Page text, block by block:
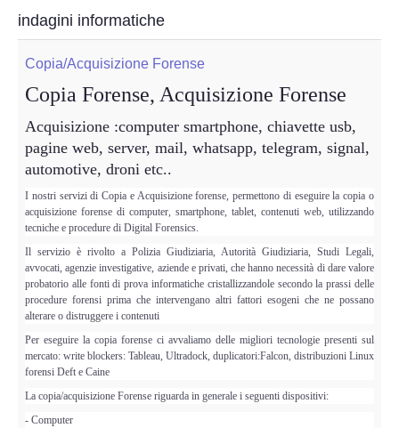
Perizia IoT e IIoT
Perizia Ransomware Malware
Perizia Incidente Stradale
Perizia Data Breach
INDAGINI DIGITALI
Digital Intelligence OSINT
Indagini su computer
Indagini Smartphone,Tablet
indagini informatiche
Copia/Acquisizione Forense
Copia Forense, Acquisizione Forense
Acquisizione :computer smartphone, chiavette usb,
pagine web, server, mail, whatsapp, telegram, signal,
automotive, droni etc..
I nostri servizi di Copia e Acquisizione forense, permettono di eseguire la copia o
acquisizione forense di computer, smartphone, tablet, contenuti web, utilizzando
tecniche e procedure di Digital Forensics.
Il servizio è rivolto a Polizia Giudiziaria, Autorità Giudiziaria, Studi Legali,
avvocati, agenzie investigative, aziende e privati, che hanno necessità di dare valore
probatorio alle fonti di prova informatiche cristallizzandole secondo la prassi delle
procedure forensi prima che intervengano altri fattori esogeni che ne possano
alterare o distruggere i contenuti
Per eseguire la copia forense ci avvaliamo delle migliori tecnologie presenti sul
mercato: write blockers: Tableau, Ultradock, duplicatori:Falcon, distribuzioni Linux
forensi Deft e Caine
La copia/acquisizione Forense riguarda in generale i seguenti dispositivi:
- Computer